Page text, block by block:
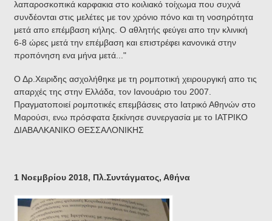
λαπαροσκοπικά καρφακια στο κοιλιακό τοίχωμα που συχνά
συνδέονται στις μελέτες με τον χρόνιο πόνο και τη νοσηρότητα
μετά απο επέμβαση κήλης. Ο αθλητής φεύγει απο την κλινική
6-8 ώρες μετά την επέμβαση και επιστρέφει κανονικά στην
προπόνηση ενα μήνα μετά..."
Ο Δρ.Χειριδης ασχολήθηκε με τη ρομποτική χειρουργική απο τις
απαρχές της στην Ελλάδα, τον Ιανουάριο του 2007.
Πραγματοποιεί ρομποτικές επεμβάσεις στο Ιατρικό Αθηνών στο
Μαρούσι, ενω πρόσφατα ξεκίνησε συνεργασία με το ΙΑΤΡΙΚΟ
ΔΙΑΒΑΛΚΑΝΙΚΟ ΘΕΣΣΑΛΟΝΙΚΗΣ
1 Νοεμβρίου 2018, Πλ.Συντάγματος, Αθήνα